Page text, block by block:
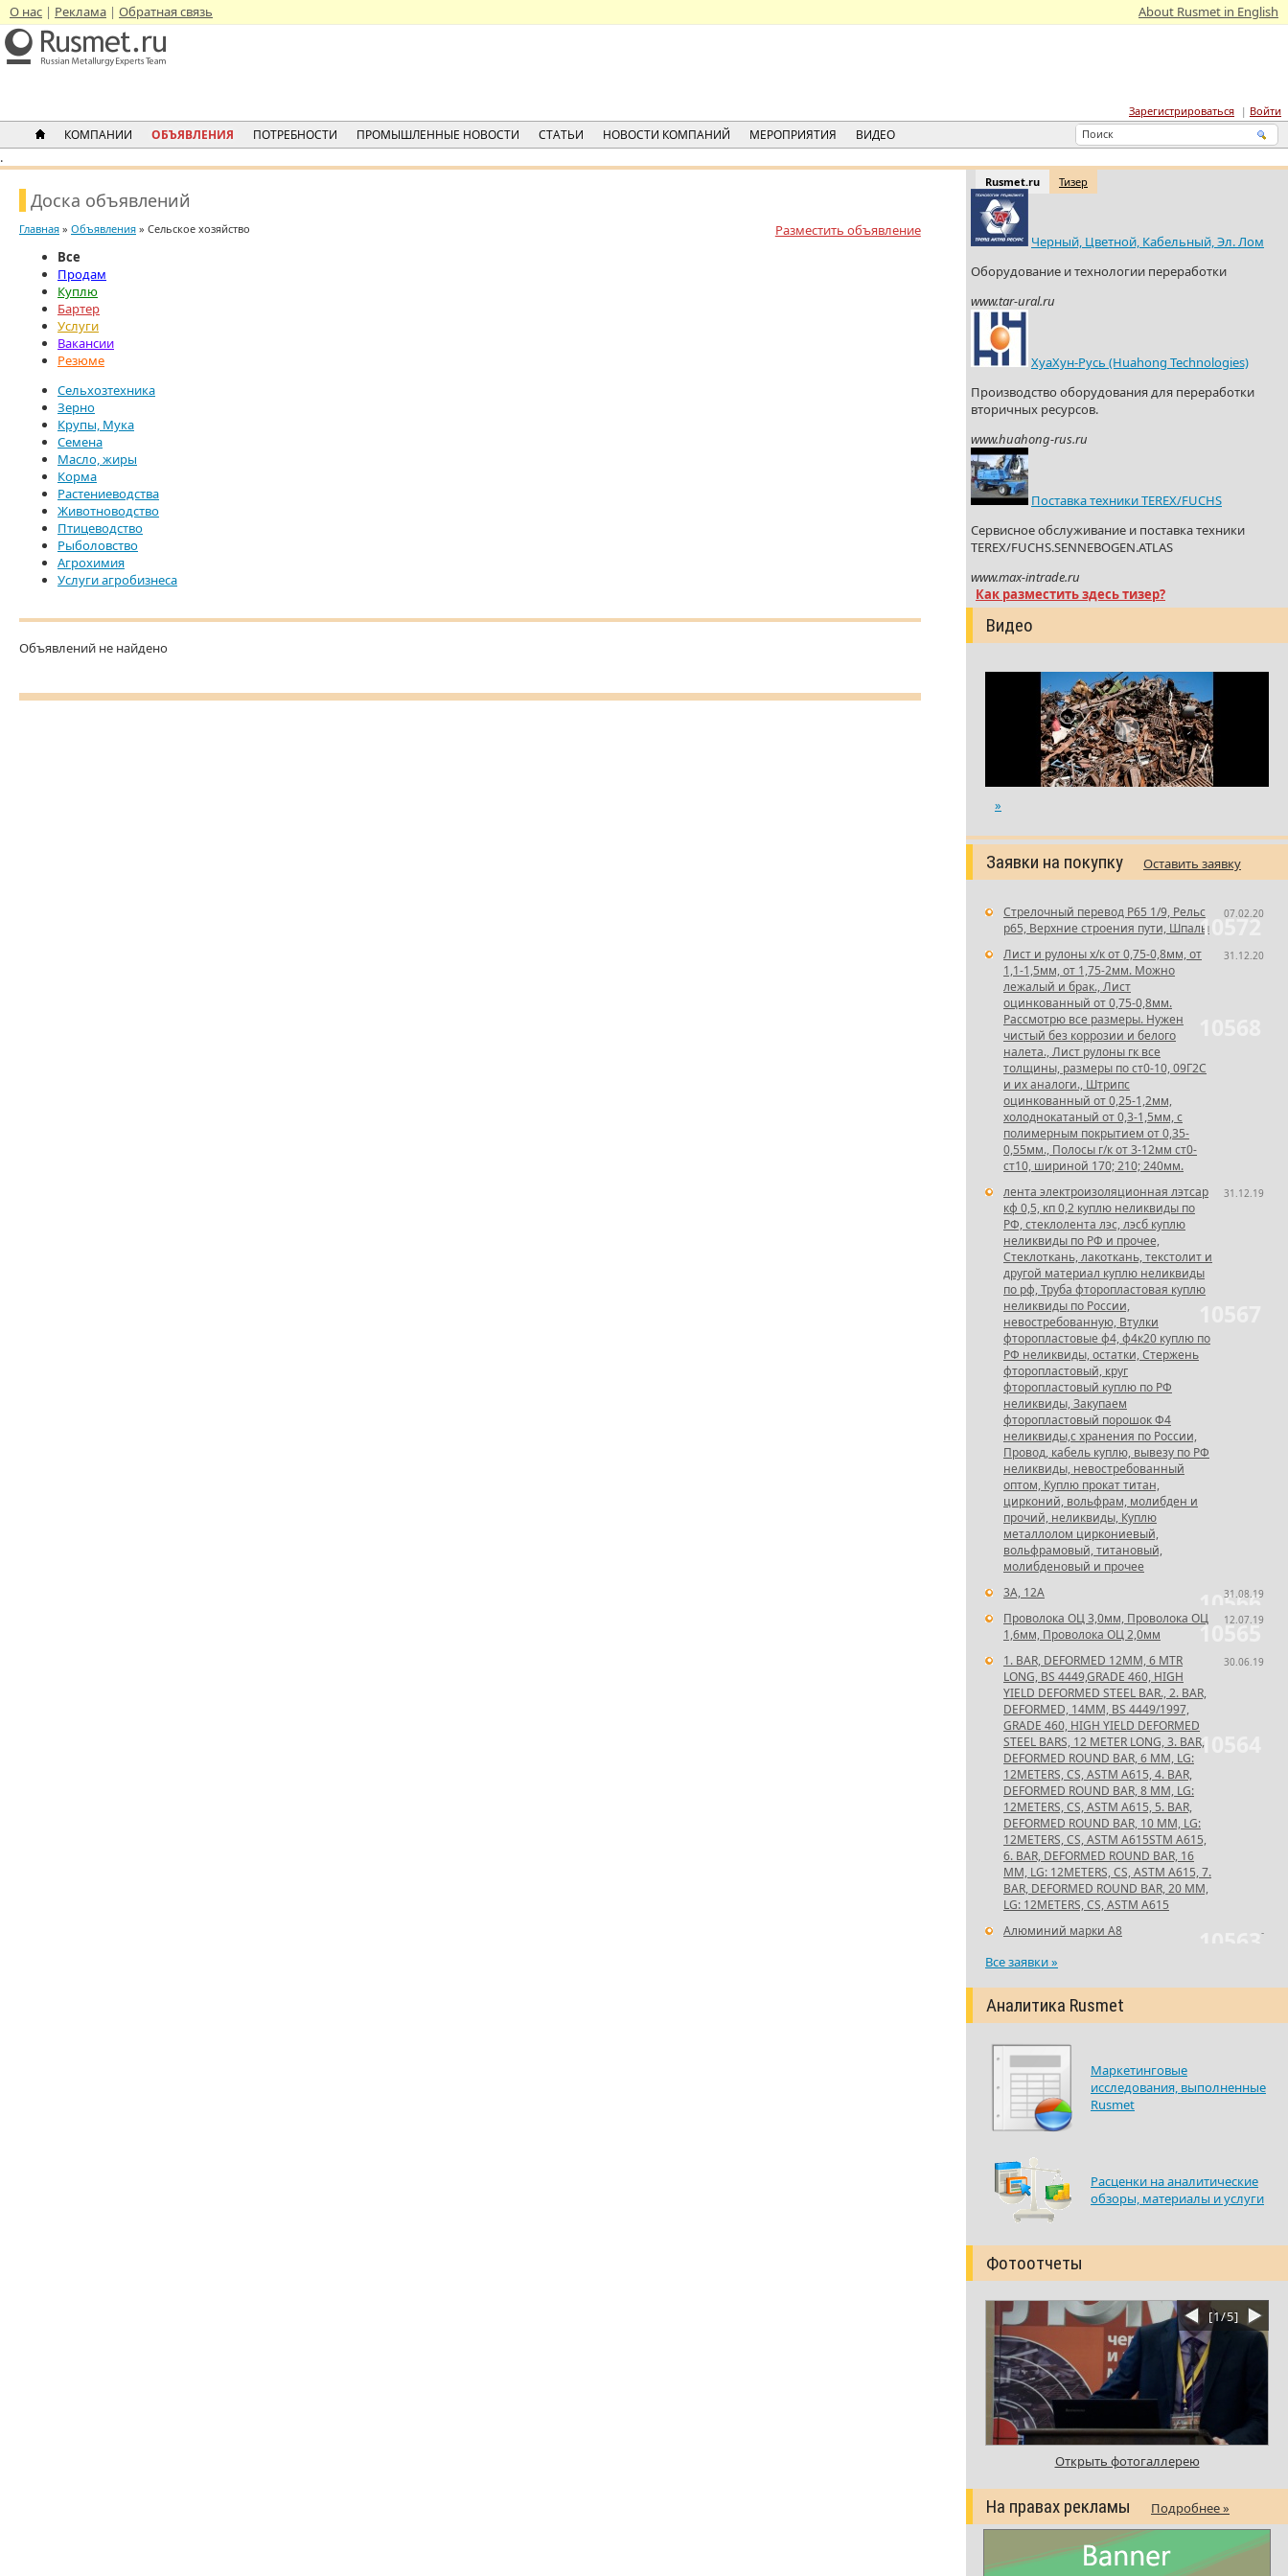
О нас Реклама Обратная связь About Rusmet in English
Зарегистрироваться Войти
КОМПАНИИ ОБЪЯВЛЕНИЯ ПОТРЕБНОСТИ ПРОМЫШЛЕННЫЕ НОВОСТИ СТАТЬИ НОВОСТИ КОМПАНИЙ МЕРОПРИЯТИЯ ВИДЕО
.
Rusmet.ru Тизер
Черный, Цветной, Кабельный, Эл. Лом
Оборудование и технологии переработки
www.tar-ural.ru
ХуаХун-Русь (Huahong Technologies)
Производство оборудования для переработки
вторичных ресурсов.
www.huahong-rus.ru
Поставка техники TEREX/FUCHS
Сервисное обслуживание и поставка техники
TEREX/FUCHS.SENNEBOGEN.ATLAS
www.max-intrade.ru
Как разместить здесь тизер?
Видео
»
Заявки на покупку Оставить заявку
10572
07.02.20
Стрелочный перевод Р65 1/9, Рельс
р65, Верхние строения пути, Шпалы
31.12.20
Лист и рулоны х/к от 0,75-0,8мм, от
1,1-1,5мм, от 1,75-2мм. Можно
лежалый и брак., Лист
оцинкованный от 0,75-0,8мм.
Рассмотрю все размеры. Нужен
чистый без коррозии и белого
налета., Лист рулоны гк все
толщины, размеры по ст0-10, 09Г2С
и их аналоги., Штрипс
оцинкованный от 0,25-1,2мм,
холоднокатаный от 0,3-1,5мм, с
полимерным покрытием от 0,35-
0,55мм., Полосы г/к от 3-12мм ст0-
ст10, шириной 170; 210; 240мм.
31.12.19
лента электроизоляционная лэтсар
кф 0,5, кп 0,2 куплю неликвиды по
РФ, стеклолента лэс, лэсб куплю
неликвиды по РФ и прочее,
Стеклоткань, лакоткань, текстолит и
другой материал куплю неликвиды
по рф, Труба фторопластовая куплю
неликвиды по России,
невостребованную, Втулки
фторопластовые ф4, ф4к20 куплю по
РФ неликвиды, остатки, Стержень
фторопластовый, круг
фторопластовый куплю по РФ
неликвиды, Закупаем
фторопластовый порошок Ф4
неликвиды,с хранения по России,
Провод, кабель куплю, вывезу по РФ
неликвиды, невостребованный
оптом, Куплю прокат титан,
цирконий, вольфрам, молибден и
прочий, неликвиды, Куплю
металлолом циркониевый,
вольфрамовый, титановый,
молибденовый и прочее
10566
31.08.19
3А, 12А
10565
12.07.19
Проволока ОЦ 3,0мм, Проволока ОЦ
1,6мм, Проволока ОЦ 2,0мм
10564
30.06.19
1. BAR, DEFORMED 12MM, 6 MTR
LONG, BS 4449,GRADE 460, HIGH
YIELD DEFORMED STEEL BAR., 2. BAR,
DEFORMED, 14MM, BS 4449/1997,
GRADE 460, HIGH YIELD DEFORMED
STEEL BARS, 12 METER LONG, 3. BAR,
DEFORMED ROUND BAR, 6 MM, LG:
12METERS, CS, ASTM A615, 4. BAR,
DEFORMED ROUND BAR, 8 MM, LG:
12METERS, CS, ASTM A615, 5. BAR,
DEFORMED ROUND BAR, 10 MM, LG:
12METERS, CS, ASTM A615STM A615,
6. BAR, DEFORMED ROUND BAR, 16
MM, LG: 12METERS, CS, ASTM A615, 7.
BAR, DEFORMED ROUND BAR, 20 MM,
LG: 12METERS, CS, ASTM A615
-
Алюминий марки А8
Все заявки »
Аналитика Rusmet
Маркетинговые
исследования, выполненные
Rusmet
Расценки на аналитические
обзоры, материалы и услуги
Фотоотчеты
Открыть фотогаллерею
[1/5]
На правах рекламы Подробнее »
Доска объявлений
Разместить объявление
Главная » Объявления » Сельское хозяйство
Все
Продам
Куплю
Бартер
Услуги
Вакансии
Резюме
Сельхозтехника
Зерно
Крупы, Мука
Семена
Масло, жиры
Корма
Растениеводства
Животноводство
Птицеводство
Рыболовство
Агрохимия
Услуги агробизнеса
Объявлений не найдено